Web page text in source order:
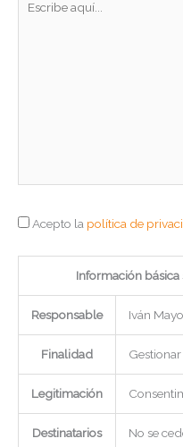
Acepto la política de
Información
Responsable Iván
Finalidad
Legitimación
Destinatarios
No se